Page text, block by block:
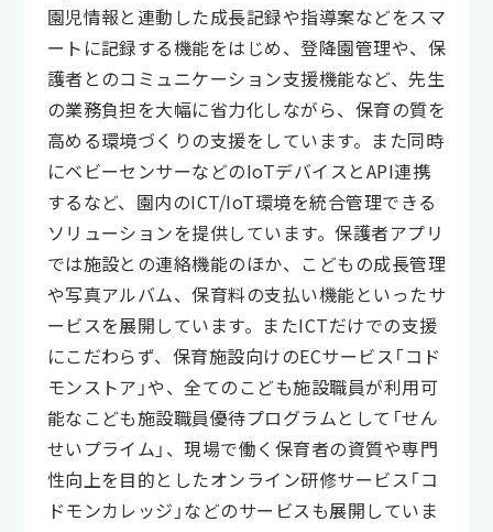
園児情報と連動した成長記録や指導案などをスマ
ートに記録する機能をはじめ、登降園管理や、保
護者とのコミュニケーション支援機能など、先生
の業務負担を大幅に省力化しながら、保育の質を
高める環境づくりの支援をしています。また同時
にベビーセンサーなどのIoTデバイスとAPI連携
するなど、園内のICT/IoT環境を統合管理できる
ソリューションを提供しています。保護者アプリ
では施設との連絡機能のほか、こどもの成長管理
や写真アルバム、保育料の支払い機能といったサ
ービスを展開しています。またICTだけでの支援
にこだわらず、保育施設向けのECサービス「コド
モンストア」や、全てのこども施設職員が利用可
能なこども施設職員優待プログラムとして「せん
せいプライム」、現場で働く保育者の資質や専門
性向上を目的としたオンライン研修サービス「コ
ドモンカレッジ」などのサービスも展開していま